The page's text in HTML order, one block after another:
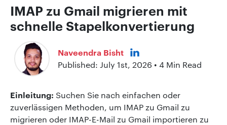
IMAP zu Gmail migrieren mit
schnelle Stapelkonvertierung
Naveendra Bisht
Published: July 1st, 2026 • 4 Min Read
Einleitung: Suchen Sie nach einfachen oder
zuverlässigen Methoden, um IMAP zu Gmail zu
migrieren oder IMAP-E-Mail zu Gmail importieren zu